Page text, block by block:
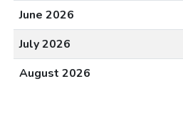
June 2026
July 2026
August 2026